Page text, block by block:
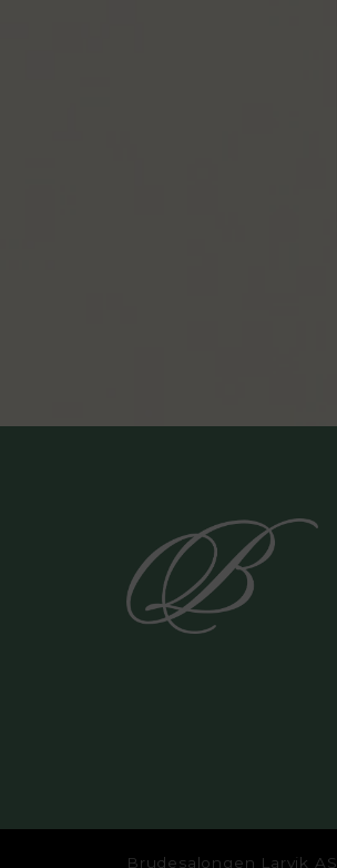
Brudesalongen Larvik AS